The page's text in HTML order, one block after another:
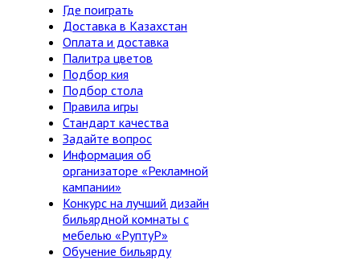
Где поиграть
Доставка в Казахстан
Оплата и доставка
Палитра цветов
Подбор кия
Подбор стола
Правила игры
Стандарт качества
Задайте вопрос
Информация об
организаторе «Рекламной
кампании»
Конкурс на лучший дизайн
бильярдной комнаты с
мебелью «РуптуР»
Обучение бильярду